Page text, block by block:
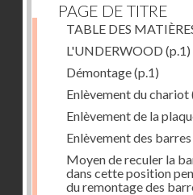
PAGE DE TITRE
TABLE DES
L'UNDERWOOD (p.1)
Démontage(p.1)
Enlèvement du chariot
Enlèvement de la
Enlèvement des
Moyen de reculer la
dans cette position
du remontage des